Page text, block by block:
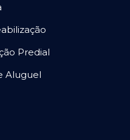
Predial
Aluguel